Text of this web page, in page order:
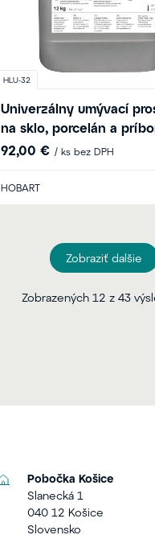
HLU-32
Univerzálny umývací
na sklo, porcelán a
92,00 € / ks bez DPH
HOBART
Zobraziť dalšie
Zobrazených 12 z 43
Pobočka Košice
Slanecká 1
040 12 Košice
Slovensko